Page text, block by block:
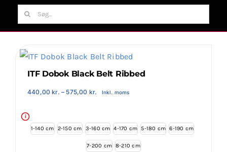
Forside
Stilart / Kampsport
Søg
efter:
ITF Dobok Black Belt Ribbed
440,00kr. – 575,00 kr. Prisinterval:
Inkl. moms
i
1-140 cm 2-150 cm 3-160 cm 4-170 cm 5-180 cm 6-190 cm
7-200 cm 8-210 cm